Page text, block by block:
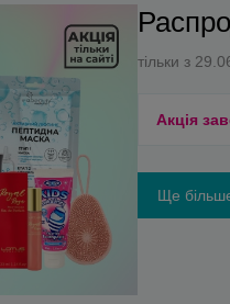
тільки з
Акція
Ще